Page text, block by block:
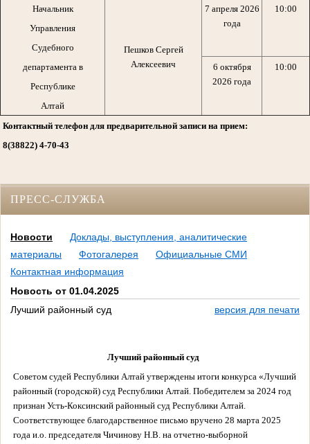
Начальник
Управления
Судебного
департамента в
Республике
Алтай
Пешков Сергей
Алексеевич
7 апреля 2026
года
10:00
6 октября
2026 года
10:00
Контактный телефон для предварительной записи на прием:
8(38822) 4-70-43
ПРЕСС-СЛУЖБА
Новости
Доклады, выступления, аналитические
материалы
Фотогалерея
Официальные СМИ
Контактная информация
Новость от 01.04.2025
Лучший районный суд
версия для печати
Лучший районный суд
Советом судей Республики Алтай утверждены итоги конкурса «Лучший
районный (городской) суд Республики Алтай. Победителем за 2024 год
признан Усть-Коксинский районный суд Республики Алтай.
Соответствующее благодарственное письмо вручено 28 марта 2025
года и.о. председателя Чичинову Н.В. на отчетно-выборной